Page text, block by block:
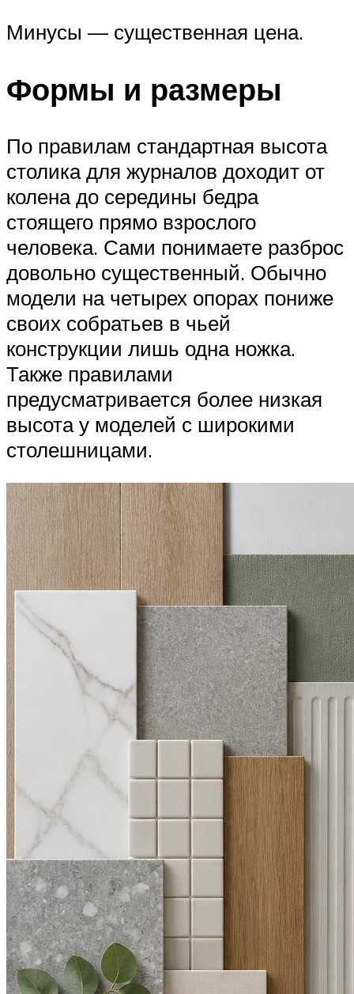
Минусы — существенная цена.
Формы и размеры
По правилам стандартная высота
столика для журналов доходит от
колена до середины бедра
стоящего прямо взрослого
человека. Сами понимаете разброс
довольно существенный. Обычно
модели на четырех опорах пониже
своих собратьев в чьей
конструкции лишь одна ножка.
Также правилами
предусматривается более низкая
высота у моделей с широкими
столешницами.